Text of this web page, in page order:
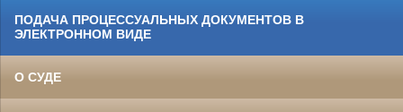
ПОДАЧА ПРОЦЕССУАЛЬНЫХ ДОКУМЕНТОВ В
ЭЛЕКТРОННОМ ВИДЕ
О СУДЕ